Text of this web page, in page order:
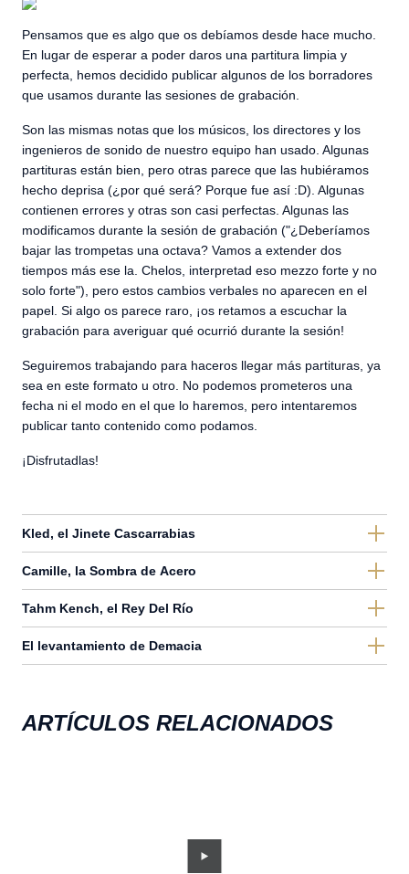
Pensamos que es algo que os debíamos desde hace mucho.
En lugar de esperar a poder daros una partitura limpia y
perfecta, hemos decidido publicar algunos de los borradores
que usamos durante las sesiones de grabación.
Son las mismas notas que los músicos, los directores y los
ingenieros de sonido de nuestro equipo han usado. Algunas
partituras están bien, pero otras parece que las hubiéramos
hecho deprisa (¿por qué será? Porque fue así :D). Algunas
contienen errores y otras son casi perfectas. Algunas las
modificamos durante la sesión de grabación ("¿Deberíamos
bajar las trompetas una octava? Vamos a extender dos
tiempos más ese la. Chelos, interpretad eso mezzo forte y no
solo forte"), pero estos cambios verbales no aparecen en el
papel. Si algo os parece raro, ¡os retamos a escuchar la
grabación para averiguar qué ocurrió durante la sesión!
Seguiremos trabajando para haceros llegar más partituras, ya
sea en este formato u otro. No podemos prometeros una
fecha ni el modo en el que lo haremos, pero intentaremos
publicar tanto contenido como podamos.
¡Disfrutadlas!
Kled, el Jinete Cascarrabias
Camille, la Sombra de Acero
Tahm Kench, el Rey Del Río
El levantamiento de Demacia
ARTÍCULOS RELACIONADOS